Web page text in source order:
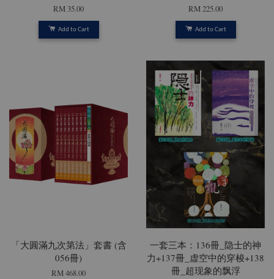
RM 35.00
Add to Cart
RM 225.00
Add to Cart
「大圓滿九次第法」套書 (含
056冊)
RM 468.00
一套三本：136冊_隐士的神
力+137冊_虚空中的穿梭+138
冊_超现象的飘浮